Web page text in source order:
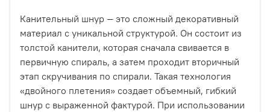
Канительный шнур — это сложный декоративный
материал с уникальной структурой. Он состоит из
толстой канители, которая сначала свивается в
первичную спираль, а затем проходит вторичный
этап скручивания по спирали. Такая технология
«двойного плетения» создает объемный, гибкий
шнур с выраженной фактурой. При использовании